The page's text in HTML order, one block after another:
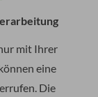
mit Ihrer
eine
Die